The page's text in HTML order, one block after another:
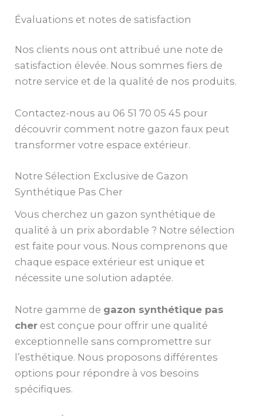
Évaluations et notes de satisfaction
Nos clients nous ont attribué une note de
satisfaction élevée. Nous sommes fiers de
notre service et de la qualité de nos produits.
Contactez-nous au 06 51 70 05 45 pour
découvrir comment notre gazon faux peut
transformer votre espace extérieur.
Notre Sélection Exclusive de Gazon
Synthétique Pas Cher
Vous cherchez un gazon synthétique de
qualité à un prix abordable ? Notre sélection
est faite pour vous. Nous comprenons que
chaque espace extérieur est unique et
nécessite une solution adaptée.
Notre gamme de gazon synthétique pas
cher est conçue pour offrir une qualité
exceptionnelle sans compromettre sur
l’esthétique. Nous proposons différentes
options pour répondre à vos besoins
spécifiques.